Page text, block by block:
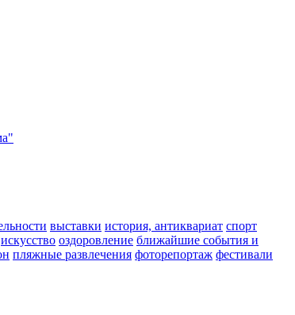
выставки история, антиквариат спорт
искусство оздоровление ближайшие события и
пляжные развлечения фоторепортаж фестивали